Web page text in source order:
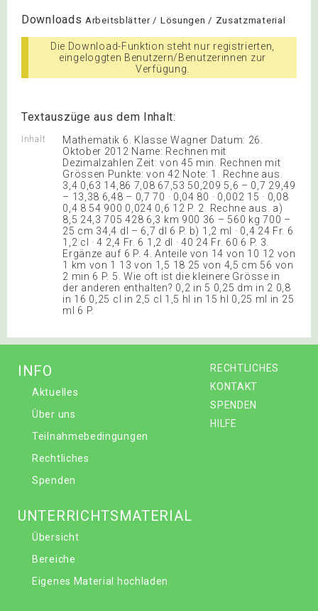
Downloads Arbeitsblätter / Lösungen / Zusatzmaterial
Die Download-Funktion steht nur registrierten,
eingeloggten Benutzern/Benutzerinnen zur
Verfügung.
Textauszüge aus dem Inhalt:
Inhalt
Mathematik 6. Klasse Wagner Datum: 26.
Oktober 2012 Name: Rechnen mit
Dezimalzahlen Zeit: von 45 min. Rechnen mit
Grössen Punkte: von 42 Note: 1. Rechne aus.
3,4 0,63 14,86 7,08 67,53 50,209 5,6 – 0,7 29,49
– 13,38 6,48 – 0,7 70 · 0,04 80 · 0,002 15 · 0,08
0,4 8 54 900 0,024 0,6 12 P. 2. Rechne aus. a)
8,5 24,3 705 428 6,3 km 900 36 – 560 kg 700 –
25 cm 34,4 dl – 6,7 dl 6 P. b) 1,2 ml · 0,4 24 Fr. 6
1,2 cl · 4 2,4 Fr. 6 1,2 dl · 40 24 Fr. 60 6 P. 3.
Ergänze auf 6 P. 4. Anteile von 14 von 10 12 von
1 km von 1 13 von 1,5 18 25 von 4,5 cm 56 von
2 min 6 P. 5. Wie oft ist die kleinere Grösse in
der anderen enthalten? 0,2 in 5 0,25 dm in 2 0,8
in 16 0,25 cl in 2,5 cl 1,5 hl in 15 hl 0,25 ml in 25
ml 6 P.
RECHTLICHES
KONTAKT
SPENDEN
HILFE
INFO
Aktuelles
Über uns
Teilnahmebedingungen
Rechtliches
Spenden
UNTERRICHTSMATERIAL
Übersicht
Bereiche
Eigenes Material hochladen